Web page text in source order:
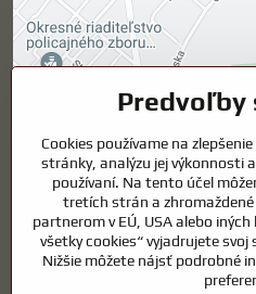
Externý obsah je
blokovaný Voľbami
súkromia
Prajete si načítať externý obsah?
Povoliť tentokrát
Povoliť a zapamätať -
súhlas s druhom cookie:
Funkčné
Otvoriť obsah v novom okne
Predvoľby
Cookies používame na
stránky, analýzu jej výkonnosti
používaní. Na tento účel
tretích strán a
partnerom v EÚ, USA alebo
všetky cookies“ vyjadrujete
Nižšie môžete nájsť podrobné